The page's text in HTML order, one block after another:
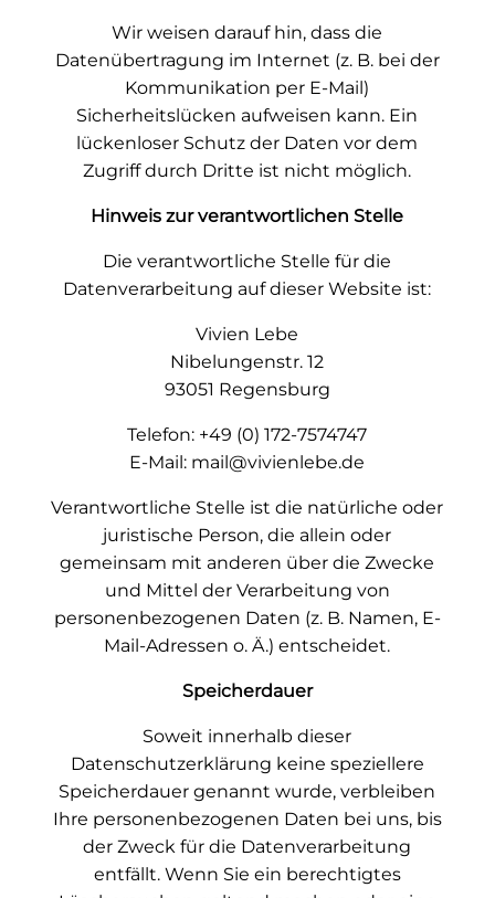
Wir weisen darauf hin, dass die
Datenübertragung im Internet (z. B. bei der
Kommunikation per E-Mail)
Sicherheitslücken aufweisen kann. Ein
lückenloser Schutz der Daten vor dem
Zugriff durch Dritte ist nicht möglich.
Hinweis zur verantwortlichen Stelle
Die verantwortliche Stelle für die
Datenverarbeitung auf dieser Website ist:
Vivien Lebe
Nibelungenstr. 12
93051 Regensburg
Telefon: +49 (0) 172-7574747
E-Mail: mail@vivienlebe.de
Verantwortliche Stelle ist die natürliche oder
juristische Person, die allein oder
gemeinsam mit anderen über die Zwecke
und Mittel der Verarbeitung von
personenbezogenen Daten (z. B. Namen, E-
Mail-Adressen o. Ä.) entscheidet.
Speicherdauer
Soweit innerhalb dieser
Datenschutzerklärung keine speziellere
Speicherdauer genannt wurde, verbleiben
Ihre personenbezogenen Daten bei uns, bis
der Zweck für die Datenverarbeitung
entfällt. Wenn Sie ein berechtigtes